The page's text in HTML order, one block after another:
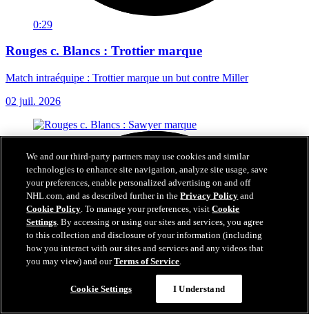
0:29
Rouges c. Blancs : Trottier marque
Match intraéquipe : Trottier marque un but contre Miller
02 juil. 2026
We and our third-party partners may use cookies and similar
technologies to enhance site navigation, analyze site usage, save
your preferences, enable personalized advertising on and off
NHL.com, and as described further in thePrivacy Policy and
Cookie Policy. To manage your preferences, visitCookie
Settings. By accessing or using our sites and services, you agree
to this collection and disclosure of your information (including
how you interact with our sites and services and any videos that
you may view) and ourTerms of Service.
Cookie Settings I Understand